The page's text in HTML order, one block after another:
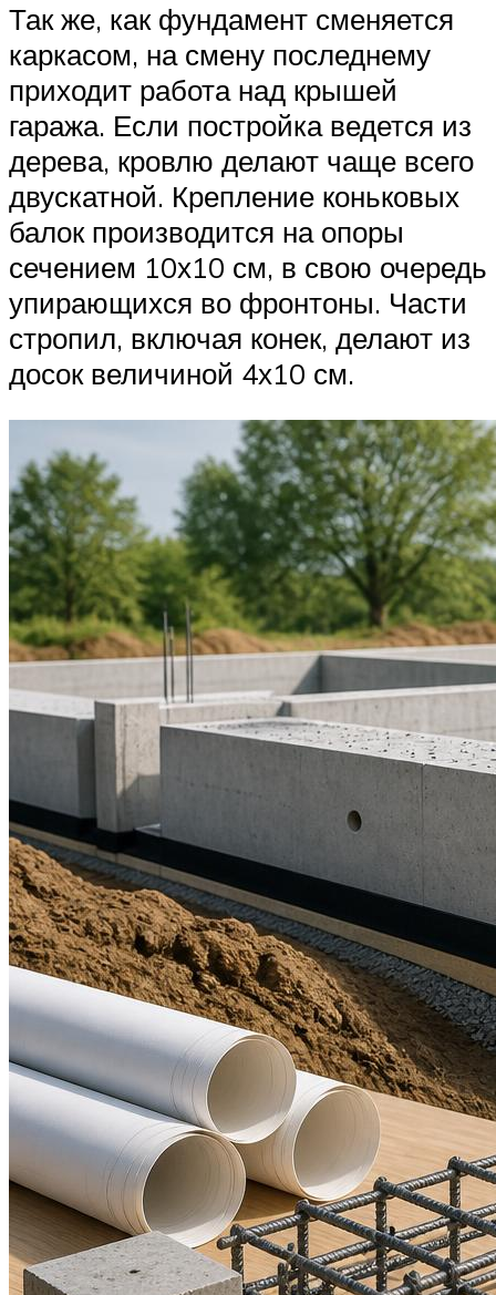
Так же, как фундамент сменяется
каркасом, на смену последнему
приходит работа над крышей
гаража. Если постройка ведется из
дерева, кровлю делают чаще всего
двускатной. Крепление коньковых
балок производится на опоры
сечением 10х10 см, в свою очередь
упирающихся во фронтоны. Части
стропил, включая конек, делают из
досок величиной 4х10 см.